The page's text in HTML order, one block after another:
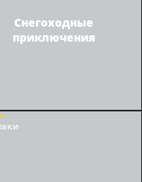
Снегоходные
приключения